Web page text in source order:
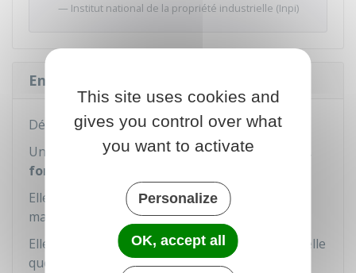
Institut national de la propriété industrielle (Inpi)
Enseigne d'un magasin et logo
Définition
Une enseigne commerciale est uneinscription,
forme, image ou logo
Elle est apposée sur un bâtiment (boutique,
magasin) ou située sur un terrain.
Elle symbolise et désigne l'activité professionnelle
que vous exercez dans ce local.
This site uses cookies and
gives you control over what
you want to activate
Personalize
OK, accept all